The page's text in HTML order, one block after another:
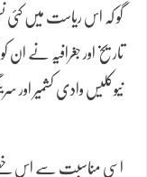
گو کہ اس ریاست میں کئی
تاریخ اور جغرافیہ نے
نیوکلیس وادی کشمیر اور
اسی مناسبت سے اس خطے